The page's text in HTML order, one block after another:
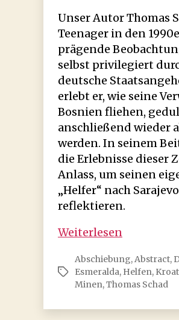
Unser Autor Thomas
Teenager in den
prägende
selbst privilegiert
deutsche
erlebt er, wie seine
Bosnien fliehen,
anschließend wieder
werden. In seinem
die Erlebnisse dieser
Anlass, um seinen
„Helfer“ nach
reflektieren.
Weiterlesen
und
eine
Schlagwörter
Abschiebung,Abstract,
Esmeralda, Helfen,
Minen,Thomas Schad